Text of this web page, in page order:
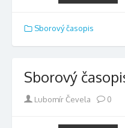
Sborový časopis
Sborový
Author
Lubomír Čevela 0